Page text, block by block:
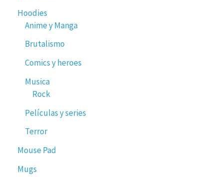
Hoodies
Anime y Manga
Brutalismo
Comics y heroes
Musica
Rock
Películas y series
Terror
Mouse Pad
Mugs